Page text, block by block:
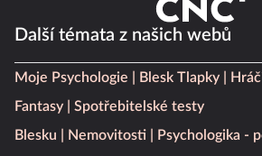
Další témata z našich webů
Moje Psychologie Blesk Tlapky
Fantasy
Spotřebitelské testy
Blesku
Nemovitosti
Psychologika -